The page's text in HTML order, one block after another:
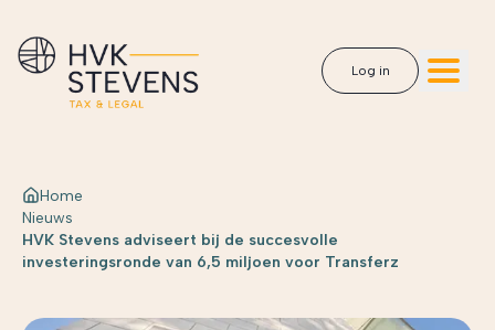
Log in
Home
Nieuws
HVK Stevens adviseert bij de succesvolle
investeringsronde van 6,5 miljoen voor Transferz